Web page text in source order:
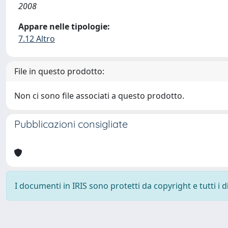
2008
Appare nelle tipologie:
7.12 Altro
File in questo prodotto:
Non ci sono file associati a questo prodotto.
Pubblicazioni consigliate
I documenti in IRIS sono protetti da copyright e tutti i